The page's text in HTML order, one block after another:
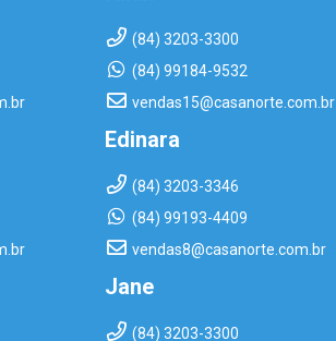
(84) 3203-3300
(84) 99184-9532
vendas15@casanorte.com.br
Edinara
(84) 3203-3346
(84) 99193-4409
vendas8@casanorte.com.br
Jane
(84) 3203-3300